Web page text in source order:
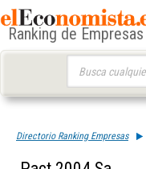
Ranking de Empresas
Directorio Ranking Empresas